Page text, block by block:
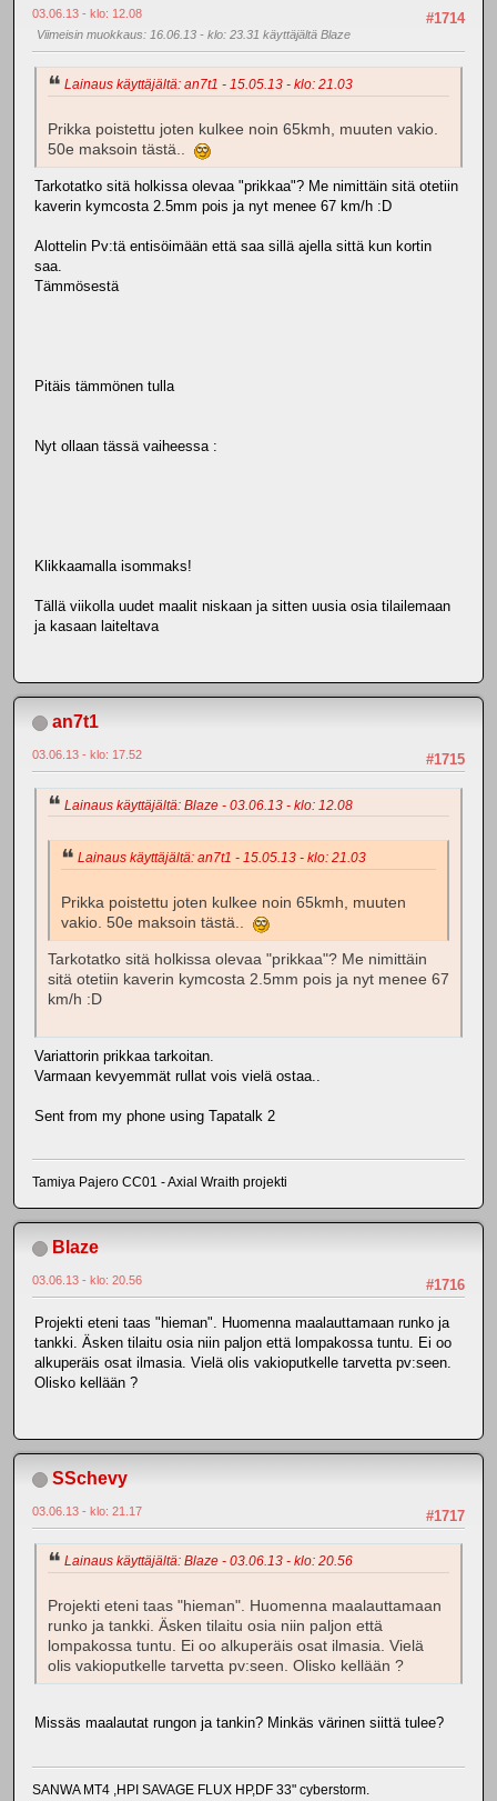
#1714
03.06.13 - klo: 12.08
Viimeisin muokkaus: 16.06.13 - klo: 23.31 käyttäjältä Blaze
Lainaus käyttäjältä: an7t1 - 15.05.13 - klo: 21.03
Prikka poistettu joten kulkee noin 65kmh, muuten vakio.
50e maksoin tästä..
Tarkotatko sitä holkissa olevaa "prikkaa"? Me nimittäin sitä otetiin
kaverin kymcosta 2.5mm pois ja nyt menee 67 km/h :D
Alottelin Pv:tä entisöimään että saa sillä ajella sittä kun kortin
saa.
Tämmösestä
Pitäis tämmönen tulla
Nyt ollaan tässä vaiheessa :
Klikkaamalla isommaks!
Tällä viikolla uudet maalit niskaan ja sitten uusia osia tilailemaan
ja kasaan laiteltava
an7t1
#1715
03.06.13 - klo: 17.52
Lainaus käyttäjältä: Blaze - 03.06.13 - klo: 12.08
Lainaus käyttäjältä: an7t1 - 15.05.13 - klo: 21.03
Prikka poistettu joten kulkee noin 65kmh, muuten
vakio. 50e maksoin tästä..
Tarkotatko sitä holkissa olevaa "prikkaa"? Me nimittäin
sitä otetiin kaverin kymcosta 2.5mm pois ja nyt menee 67
km/h :D
Variattorin prikkaa tarkoitan.
Varmaan kevyemmät rullat vois vielä ostaa..
Sent from my phone using Tapatalk 2
Tamiya Pajero CC01 - Axial Wraith projekti
Blaze
#1716
03.06.13 - klo: 20.56
Projekti eteni taas "hieman". Huomenna maalauttamaan runko ja
tankki. Äsken tilaitu osia niin paljon että lompakossa tuntu. Ei oo
alkuperäis osat ilmasia. Vielä olis vakioputkelle tarvetta pv:seen.
Olisko kellään ?
SSchevy
#1717
03.06.13 - klo: 21.17
Lainaus käyttäjältä: Blaze - 03.06.13 - klo: 20.56
Projekti eteni taas "hieman". Huomenna maalauttamaan
runko ja tankki. Äsken tilaitu osia niin paljon että
lompakossa tuntu. Ei oo alkuperäis osat ilmasia. Vielä
olis vakioputkelle tarvetta pv:seen. Olisko kellään ?
Missäs maalautat rungon ja tankin? Minkäs värinen siittä tulee?
SANWA MT4 ,HPI SAVAGE FLUX HP,DF 33" cyberstorm.